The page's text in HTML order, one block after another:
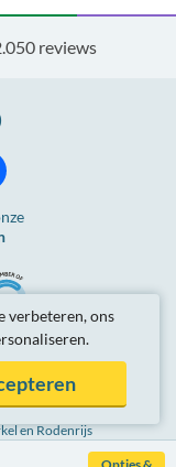
reviews
btw.
en Rodenrijs
verbeteren, ons